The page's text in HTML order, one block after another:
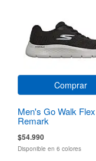
Comprar
Men's Go Walk Flex
Remark
$54.990
Disponible en 6 colores